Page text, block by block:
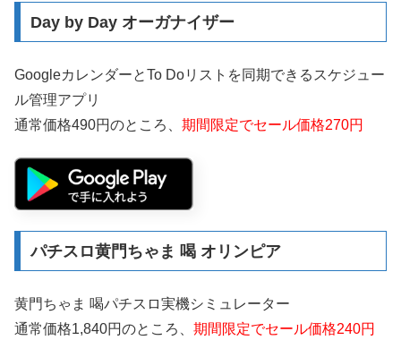
Day by Day オーガナイザー
GoogleカレンダーとTo Doリストを同期できるスケジュー
ル管理アプリ
通常価格490円のところ、 期間限定でセール価格270円
パチスロ黄門ちゃま 喝 オリンピア
黄門ちゃま 喝パチスロ実機シミュレーター
通常価格1,840円のところ、 期間限定でセール価格240円